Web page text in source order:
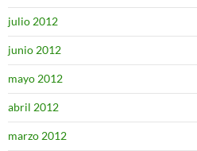
julio 2012
junio 2012
mayo 2012
abril 2012
marzo 2012